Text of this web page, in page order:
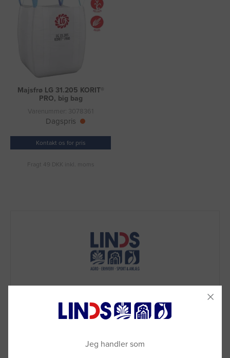
Majsfrø LG 31.205 KORIT®
PRO, big bag
Varenummer: 3078361
Dagspris
Kontakt os for pris
Fragt 49 DKK inkl. moms
Jeg handler som